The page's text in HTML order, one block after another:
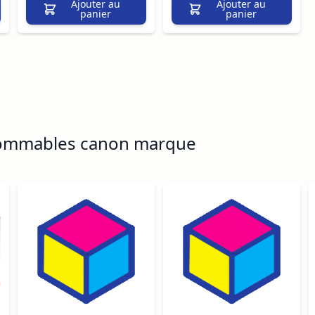
Ajouter au
panier
Ajouter au
panier
canon marque